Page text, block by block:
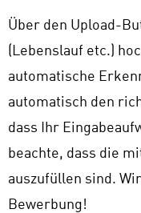
Über den Upload-
(Lebenslauf etc.)
automatische
automatisch den
dass Ihr
beachte, dass die
auszufüllen sind.
Bewerbung!